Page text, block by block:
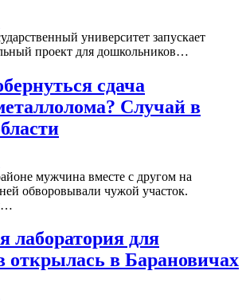
университет запускает
проект для дошкольников…
сдача
Случай в
мужчина вместе с другом на
обворовывали чужой участок.
лаборатория для
открылась в Барановичах